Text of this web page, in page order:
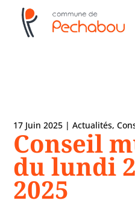
17 Juin 2025 |Actualités,
Conseil
du lundi
2025